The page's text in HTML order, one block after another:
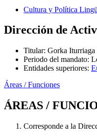
Cultura y Política
Dirección de
Titular: Gorka Iturriaga
Periodo del mandato:
Entidades superiores:
Áreas / Funciones
ÁREAS /
Corresponde a la